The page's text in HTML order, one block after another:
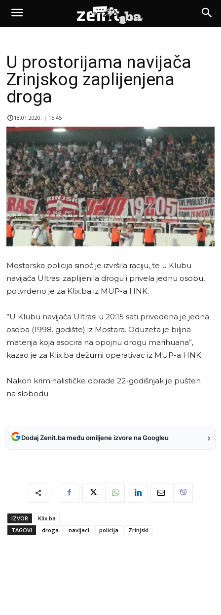
U prostorijama navijača
Zrinjskog zaplijenjena
droga
18.01.2020. | 15:45
Mostarska policija sinoć je izvršila raciju, te u Klubu
navijača Ultrasi zaplijenila drogu i privela jednu osobu,
potvrđeno je za Klix.ba iz MUP-a HNK.
”U Klubu navijača Ultrasi u 20:15 sati privedena je jedna
osoba (1998. godište) iz Mostara. Oduzeta je biljna
materija koja asocira na opojnu drogu marihuana”,
kazao je za Klix.ba dežurni operativac iz MUP-a HNK.
Nakon kriminalističke obrade 22-godišnjak je pušten
na slobodu.
Dodaj Zenit.ba među omiljene izvore na Googleu ›
IZVOR
Klix.ba
TAGOVI
droga navijaci policija Zrinjski